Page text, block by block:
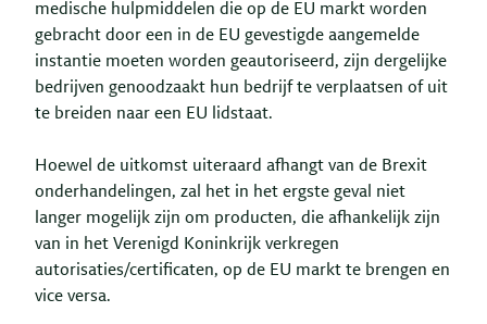
medische hulpmiddelen die op de EU markt worden
gebracht door een in de EU gevestigde aangemelde
instantie moeten worden geautoriseerd, zijn dergelijke
bedrijven genoodzaakt hun bedrijf te verplaatsen of uit
te breiden naar een EU lidstaat.
Hoewel de uitkomst uiteraard afhangt van de Brexit
onderhandelingen, zal het in het ergste geval niet
langer mogelijk zijn om producten, die afhankelijk zijn
van in het Verenigd Koninkrijk verkregen
autorisaties/certificaten, op de EU markt te brengen en
vice versa.